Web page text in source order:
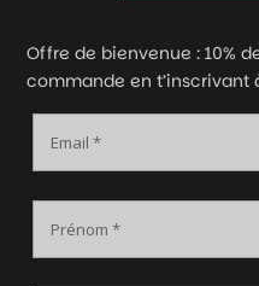
Offre de bienvenue : 10%
commande en t’inscrivant